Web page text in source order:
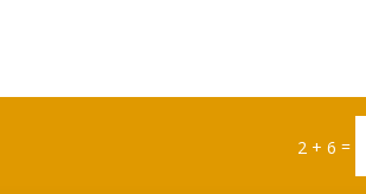
2 + 6 =